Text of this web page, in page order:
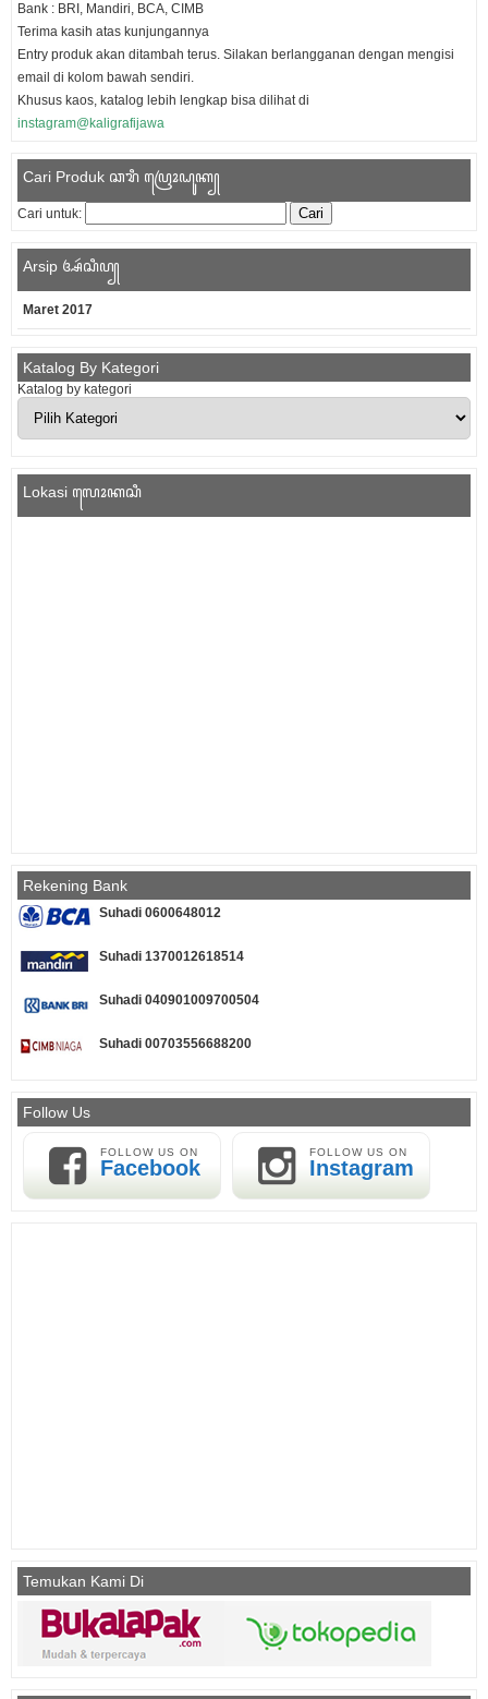
Bank : BRI, Mandiri, BCA, CIMB
Terima kasih atas kunjungannya
Entry produk akan ditambah terus. Silakan berlangganan dengan mengisi
email di kolom bawah sendiri.
Khusus kaos, katalog lebih lengkap bisa dilihat di
instagram@kaligrafijawa
Cari Produk ꦕꦫꦶ ꦥꦿꦺꦴꦝꦸꦏ꧀
Cari untuk:
Arsip ꦄꦂꦱꦶꦥ꧀
Maret 2017
Katalog By Kategori
Katalog by kategori
Lokasi ꦭꦺꦴꦏꦱꦶ
Rekening Bank
Suhadi 0600648012
Suhadi 1370012618514
Suhadi 040901009700504
Suhadi 00703556688200
Follow Us
FOLLOW US ON
Facebook
FOLLOW US ON
Instagram
Temukan Kami Di